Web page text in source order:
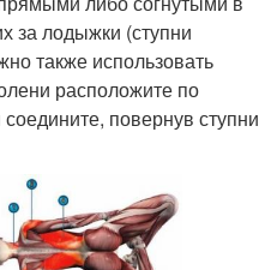
за лодыжки (ступни
также использовать
расположите по
повернув ступни